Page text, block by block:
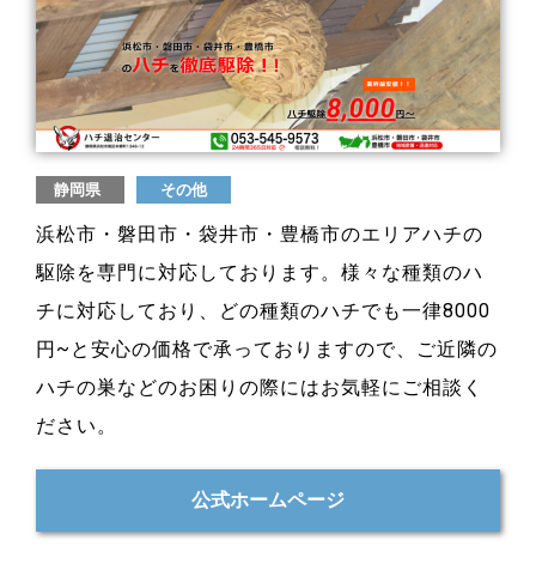
静岡県 その他
浜松市・磐田市・袋井市・豊橋市のエリアハチの
駆除を専門に対応しております。様々な種類のハ
チに対応しており、どの種類のハチでも一律8000
円~と安心の価格で承っておりますので、ご近隣の
ハチの巣などのお困りの際にはお気軽にご相談く
ださい。
公式ホームページ